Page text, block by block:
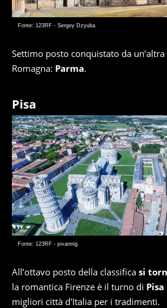
Fonte: 123RF - Sergey Dzyuba
Settimo posto conquistato da un’altra
Romagna: Parma.
Pisa
Fonte: 123RF - jovannig
All’ottavo posto della classifica si
la romantica Firenze è il turno di Pisa
migliori città d'Italia per i tradimenti.